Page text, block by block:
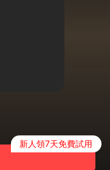
新人領7天免費試用